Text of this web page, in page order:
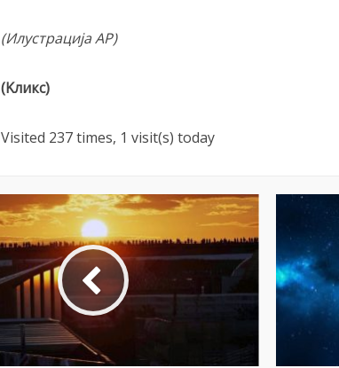
(Илустрација АP)
(Kликс)
Visited 237 times, 1 visit(s) today